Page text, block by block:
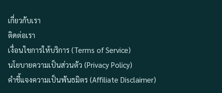
เกี่ยวกับเรา
ติดต่อเรา
เงื่อนไขการให้บริการ (Terms of Service)
นโยบายความเป็นส่วนตัว (Privacy Policy)
คำชี้แจงความเป็นพันธมิตร (Affiliate Disclaimer)